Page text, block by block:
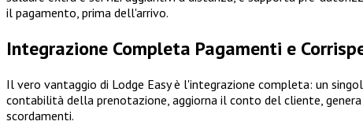
il pagamento, prima dell'arrivo.
Integrazione Completa Pagamenti e
Il vero vantaggio di Lodge Easy è l'integrazione completa: un
contabilità della prenotazione, aggiorna il conto del cliente,
scordamenti.